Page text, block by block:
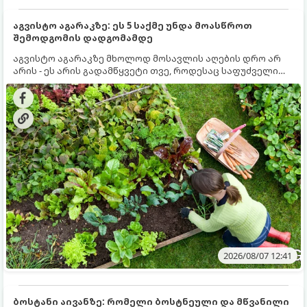
აგვისტო აგარაკზე: ეს 5 საქმე უნდა მოასწროთ
შემოდგომის დადგომამდე
აგვისტო აგარაკზე მხოლოდ მოსავლის აღების დრო არ
არის - ეს არის გადამწყვეტი თვე, როდესაც საფუძველი
ეყრება მომავალი წლის მოსავალს და ბაღი მზადდება
შემოდგომა-ზამთრის სეზონისთვის. იმისათვის, რომ
ნიადაგმა ენერგია აღიდგინოს, ხოლო მცენარეებმა
ზამთარს გაუძლონ, აგვისტოს ბოლომდე 5
მნიშვნელოვანი საქმის გაკეთება უნდა მოასწროთ:
2026/08/07 12:41
ბოსტანი აივანზე: რომელი ბოსტნეული და მწვანილი